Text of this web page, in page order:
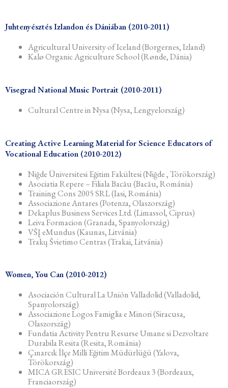
Juhtenyésztés Izlandon és Dániában (2010-2011)
Agricultural University of Iceland (Borgernes, Izland)
Kalø Organic Agriculture School (Rønde, Dánia)
Visegrad National Music Portrait (2010-2011)
Cultural Centre in Nysa (Nysa, Lengyelország)
Creating Active Learning Material for Science Educators of
Vocational Education (2010-2012)
Niğde Üniversitesi Eğitim Fakültesi (Niğde , Törökország)
Asociatia Repere – Filiala Bacău (Bacău, Románia)
Training Cons 2005 SRL (Iasi, Románia)
Associazione Antares (Potenza, Olaszország)
Dekaplus Business Services Ltd. (Limassol, Ciprus)
Leiva Formacion (Granada, Spanyolország)
VŠĮ eMundus (Kaunas, Litvánia)
Trakų Švietimo Centras (Trakai, Litvánia)
Women, You Can (2010-2012)
Asociación Cultural La Unión Valladolid (Valladolid,
Spanyolország)
Associazione Logos Famiglia e Minori (Siracusa,
Olaszország)
Fundatia Activity Pentru Resurse Umane si Dezvoltare
Durabila Resita (Resita, Románia)
Çınarcık İlçe Milli Eğitim Müdürlüğü (Yalova,
Törökország)
MICA GRESIC Université Bordeaux 3 (Bordeaux,
Franciaország)